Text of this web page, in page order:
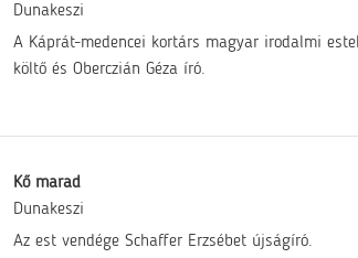
Dunakeszi
A Káprát-medencei kortárs magyar irodalmi
költő és Oberczián Géza író.
Kő marad
Dunakeszi
Az est vendége Schaffer Erzsébet újságíró.